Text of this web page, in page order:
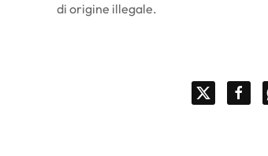
di origine illegale.